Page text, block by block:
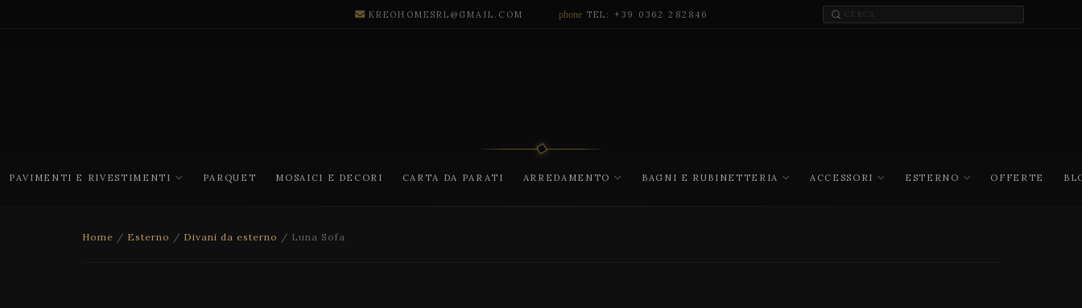
KREOHOMESRL@GMAIL.COM phone TEL: +39 0362 282846
PAVIMENTI E RIVESTIMENTI PARQUET MOSAICI E DECORI CARTA DA PARATI ARREDAMENTO BAGNI E RUBINETTERIA ACCESSORI ESTERNO OFFERTE
Home / Esterno / Divani da esterno / Luna Sofa